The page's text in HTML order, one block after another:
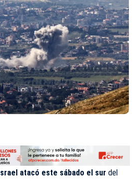
Israel atacó este sábado el sur del